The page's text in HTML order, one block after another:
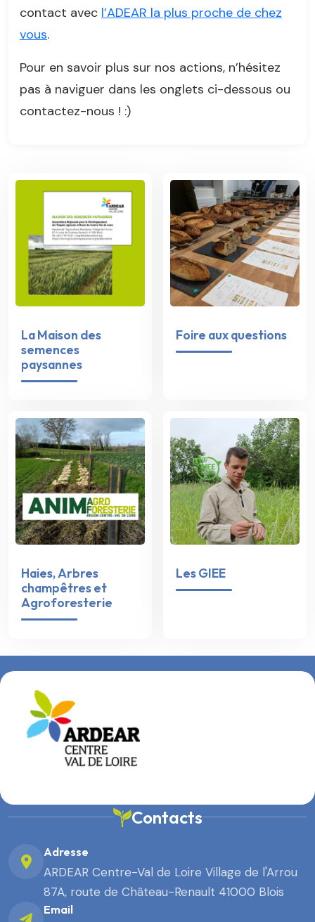
contact avec l’ADEAR la plus proche de chez
vous.
Pour en savoir plus sur nos actions, n’hésitez
pas à naviguer dans les onglets ci-dessous ou
contactez-nous ! :)
La Maison des
semences
paysannes
Foire aux questions
Haies, Arbres
champêtres et
Agroforesterie
Les GIEE
Contacts
Adresse
ARDEAR Centre-Val de Loire Village de l'Arrou
87A, route de Château-Renault 41000 Blois
Email